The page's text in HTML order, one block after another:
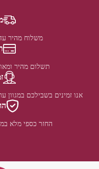
משלוח מהיר עד הבית
תשלום מהיר
אנו זמינים בשבילכם
החזר כספי מלא